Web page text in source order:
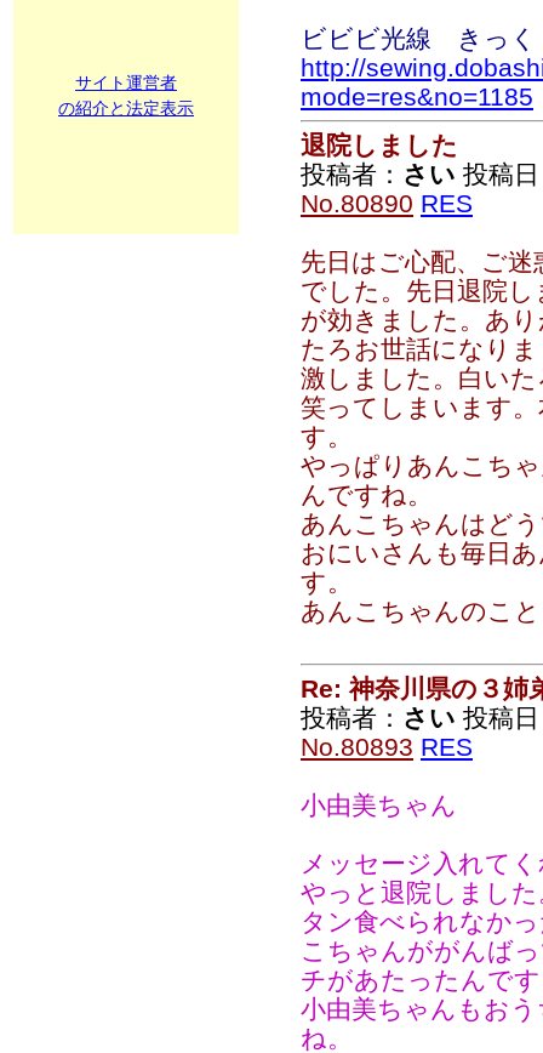
サイト運営者
の紹介と法定表示
ビビビ光線 きっく
http://
mode=res&no=1185
退院しました
投稿者： さい 投稿
No.80890 RES
先日はご心配、ご
でした。先日退院
が効きました。あ
たろお世話になり
激しました。白い
笑ってしまいます
す。
やっぱりあんこち
んですね。
あんこちゃんはど
おにいさんも毎日
す。
あんこちゃんのこ
Re: 神奈川県の３姉
投稿者： さい 投稿
No.80893 RES
小由美ちゃん
メッセージ入れて
やっと退院しまし
タン食べられなか
こちゃんががんば
チがあたったんで
小由美ちゃんもお
ね。